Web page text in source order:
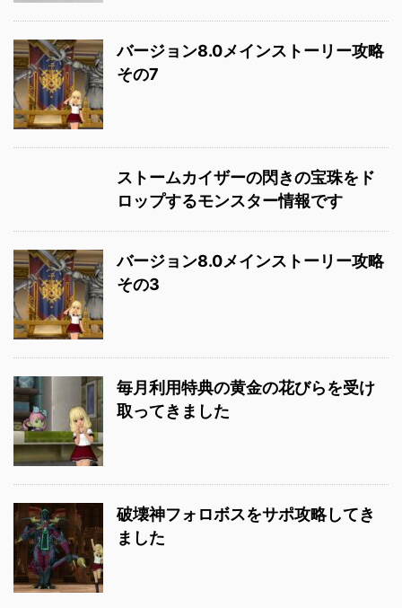
バージョン8.0メインストーリー攻略
その7
ストームカイザーの閃きの宝珠をド
ロップするモンスター情報です
バージョン8.0メインストーリー攻略
その3
毎月利用特典の黄金の花びらを受け
取ってきました
破壊神フォロボスをサポ攻略してき
ました